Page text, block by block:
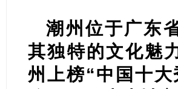
潮州位于广东
其独特的文化魅
州上榜“中国十